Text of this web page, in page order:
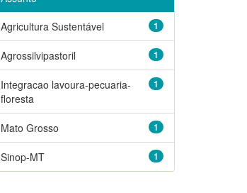
1
Agricultura Sustentável
1
Agrossilvipastoril
1
Integracao lavoura-pecuaria-
floresta
1
Mato Grosso
1
Sinop-MT